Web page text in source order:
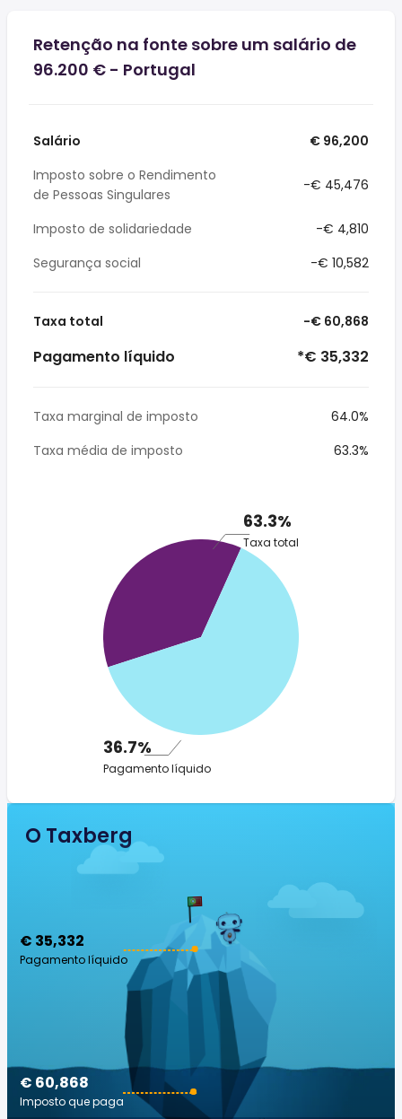
Retenção na fonte sobre um salário de
96.200 € - Portugal
Salário
€ 96,200
Imposto sobre o Rendimento
de Pessoas Singulares
-€ 45,476
Imposto de solidariedade
-€ 4,810
Segurança social
-€ 10,582
Taxa total -€ 60,868
Pagamento líquido *€ 35,332
Taxa marginal de imposto
64.0%
Taxa média de imposto
63.3%
63.3%
Taxa total
36.7%
Pagamento líquido
O Taxberg
€ 35,332
Pagamento líquido
€ 60,868
Imposto que paga